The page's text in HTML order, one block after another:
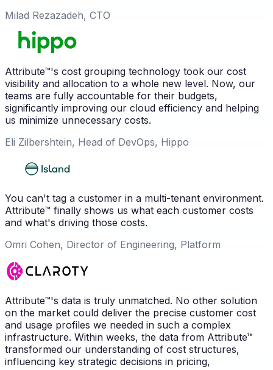
Milad Rezazadeh, CTO
Attribute™'s cost grouping technology took our cost
visibility and allocation to a whole new level. Now, our
teams are fully accountable for their budgets,
significantly improving our cloud efficiency and helping
us minimize unnecessary costs.
Eli Zilbershtein, Head of DevOps, Hippo
You can't tag a customer in a multi-tenant environment.
Attribute™ finally shows us what each customer costs
and what's driving those costs.
Omri Cohen, Director of Engineering, Platform
Attribute™'s data is truly unmatched. No other solution
on the market could deliver the precise customer cost
and usage profiles we needed in such a complex
infrastructure. Within weeks, the data from Attribute™
transformed our understanding of cost structures,
influencing key strategic decisions in pricing,